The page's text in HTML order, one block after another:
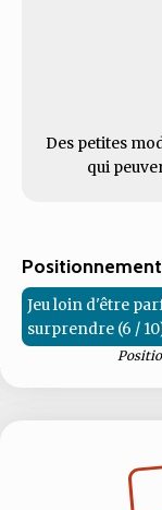
Des petites
qui
Positionnement
Jeu loin d'être
surprendre (6 /